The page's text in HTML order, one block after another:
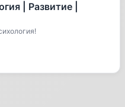
| Развитие |